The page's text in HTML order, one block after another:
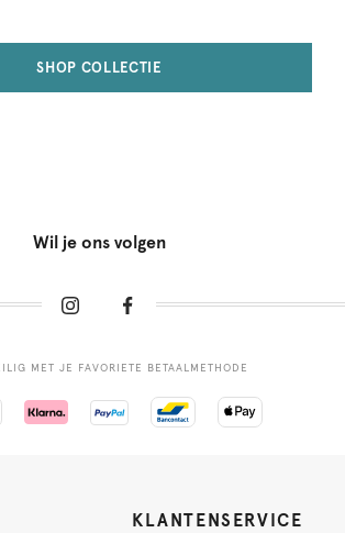
SHOP COLLECTIE
Wil je ons volgen
MET JE FAVORIETE BETAALMETHODE
KLANTENSERVICE